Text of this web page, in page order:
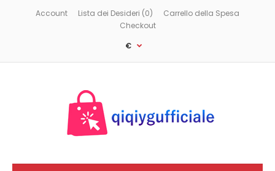
Account Lista dei Desideri (0)
Carrello della Spesa
Checkout
€